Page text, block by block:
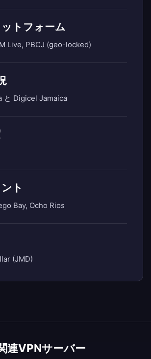
トフォーム
Live, PBCJ (geo-locked)
と Digicel Jamaica
ト
Bay, Ocho Rios
(JMD)
連VPNサーバー